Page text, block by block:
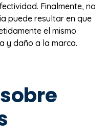
Finalmente, no
puede resultar en que
el mismo
y daño a la marca.